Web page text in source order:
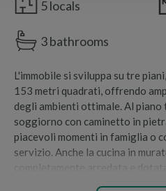
5 locals
3 bathrooms
L'immobile si sviluppa su tre
153 metri quadrati, offrendo
degli ambienti ottimale. Al
soggiorno con caminetto in
piacevoli momenti in famiglia o
servizio. Anche la cucina in
completamente arredata e